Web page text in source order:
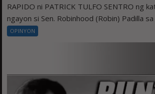
RAPIDO ni PATRICK TULFO SENTRO ng
ngayon si Sen. Robinhood (Robin) Padilla
OPINYON